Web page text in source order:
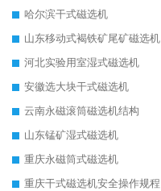
哈尔滨干式磁选机
山东移动式褐铁矿尾矿磁选机
河北实验用室湿式磁选机
安徽选大块干式磁选机
云南永磁滚筒磁选机结构
山东锰矿湿式磁选机
重庆永磁筒式磁选机
重庆干式磁选机安全操作规程